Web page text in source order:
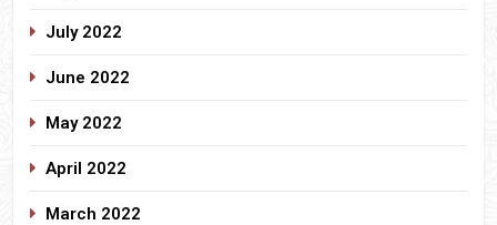
July 2022
June 2022
May 2022
April 2022
March 2022